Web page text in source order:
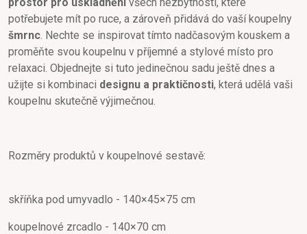
potřebujete mít po ruce, a zároveň přidává do vaší koupelny
šmrnc . Nechte se inspirovat tímto nadčasovým kouskem a
proměňte svou koupelnu v příjemné a stylové místo pro
relaxaci. Objednejte si tuto jedinečnou sadu ještě dnes a
užijte si kombinaci designu a praktičnosti, která udělá vaši
koupelnu skutečně výjimečnou.
Rozměry produktů v koupelnové sestavě:
skříňka pod umyvadlo - 140×45×75 cm
koupelnové zrcadlo - 140×70 cm